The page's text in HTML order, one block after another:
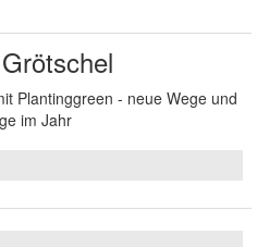
Plantinggreen - neue Wege und
im Jahr